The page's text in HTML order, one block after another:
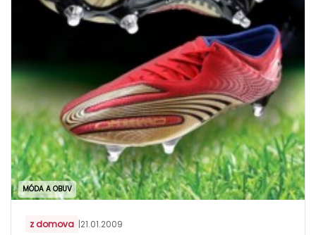
MÓDA A OBUV
z domova |21.01.2009